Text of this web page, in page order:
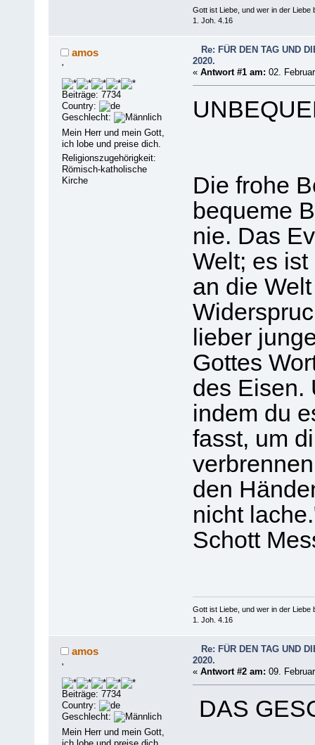
Gott ist Liebe, und wer in der Liebe
1. Joh. 4.16
amos
'
Beiträge: 7734
Country:
Geschlecht:
Mein Herr und mein Gott,
ich lobe und preise dich.
Religionszugehörigkeit:
Römisch-katholische
Kirche
Re: FÜR DEN TAG UND
2020.
« Antwort #1 am: 02.
Die frohe
bequeme
nie. Das
Welt; es ist
an die
lieber
Gottes
des Eisen.
indem du
fasst, um
den
nicht
Schott
Gott ist Liebe, und wer in der Liebe
1. Joh. 4.16
amos
'
Beiträge: 7734
Country:
Geschlecht:
Mein Herr und mein Gott,
Re: FÜR DEN TAG UND
2020.
« Antwort #2 am: 09.
DAS